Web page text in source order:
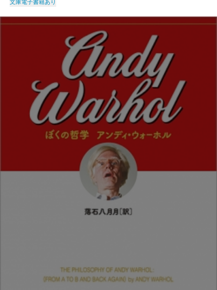
文庫電子書籍あり